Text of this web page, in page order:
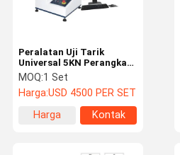
Peralatan Uji Tarik
Universal 5KN Perangkat
Lunak Kontrol Komputer
220V
MOQ:1 Set
Harga:USD 4500 PER SET
Harga
Kontak